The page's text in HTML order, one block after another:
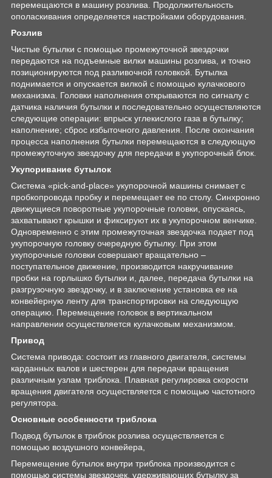
перемещаются в машину розлива. Продолжительность
ополаскивания определяется настройками оборудования.
Розлив
Чистые бутылки с помощью промежуточной звездочки
передаются на подъемные вилки машины розлива, и точно
позиционируются под разливочной головкой. Бутылка
поднимается и опускается вилкой с помощью кулачкового
механизма. Головки наполнения открываются по сигналу с
датчика наличия бутылки и последовательно осуществляются
следующие операции: впрыск углекислого газа в бутылку;
наполнение; сброс избыточного давления. После окончания
процесса наполнения бутылки перемещаются в следующую
промежуточную звездочку для передачи в укупорочный блок.
Укупоривание бутылок
Система «pick-and-place» укупорочной машины снимает с
пробкопровода пробку и перемещает ее по столу. Синхронно
движущиеся поворотные укупорочные головки, опускаясь,
захватывают крышки и фиксируют их в укупорочном венчике.
Одновременно с этим промежуточная звездочка подает под
укупорочную головку очередную бутылку. При этом
укупорочные головки совершают вращательно –
поступательное движение, производится накручивание
пробки на горлышко бутылки и, далее, передача бутылки на
разгрузочную звездочку, и в заключение установка ее на
конвейерную ленту для транспортировки на следующую
операцию. Перемещение головок в вертикальном
направлении осуществляется кулачковым механизмом.
Привод
Система привода: состоит из главного двигателя, системы
карданных валов и шестерен для передачи вращения
различным узлам триблока. Плавная регулировка скорости
вращения двигателя осуществляется с помощью частотного
регулятора.
Основные особенности триблока
Подвод бутылок в триблок розлива осуществляется с
помощью воздушного конвейера,
Перемещение бутылок внутри триблока производится с
помощью системы звездочек, удерживающих бутылку за